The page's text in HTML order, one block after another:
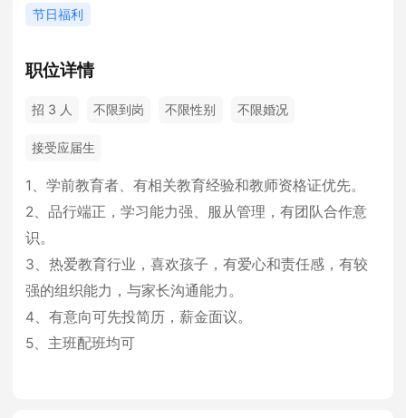
节日福利
职位详情
招 3 人 不限到岗 不限性别 不限婚况
接受应届生
1、学前教育者、有相关教育经验和教师资格证优先。
2、品行端正，学习能力强、服从管理，有团队合作意
识。
3、热爱教育行业，喜欢孩子，有爱心和责任感，有较
强的组织能力，与家长沟通能力。
4、有意向可先投简历，薪金面议。
5、主班配班均可